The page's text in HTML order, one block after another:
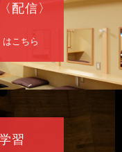
太郎／桂米舞／是
開場）全席指定
6365-8281（平日
ク
配信〉
こちら
習